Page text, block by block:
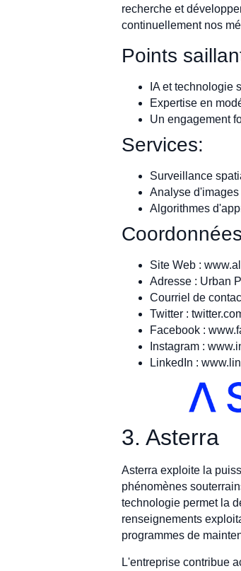
recherche et
continuellement nos
Points
IA et technologie
Expertise en
Un engagement
Services:
Surveillance
Analyse
Algorithmes
Site Web :
Adresse : Urban
Courriel de
Twitter :
Facebook :
Instagram :
LinkedIn :
3. Asterra
Asterra exploite la
phénomènes
technologie permet la
renseignements
programmes de
L'entreprise contribue